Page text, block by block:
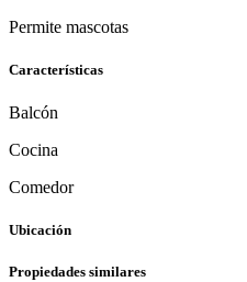
Permite mascotas
Características
Balcón
Cocina
Comedor
Ubicación
Propiedades similares